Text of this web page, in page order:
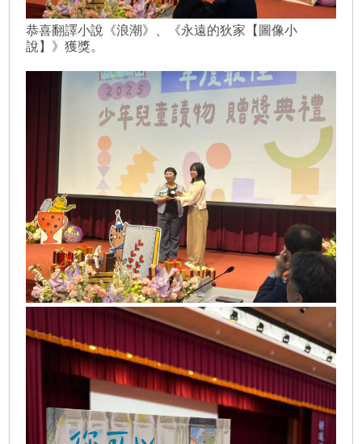
恭喜翻譯小說《浪潮》、《永遠的狄家【圖像小
說】》獲獎。